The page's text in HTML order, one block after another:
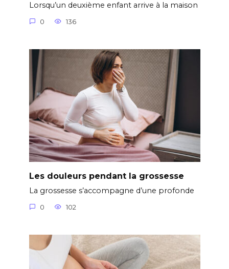
Lorsqu’un deuxième enfant arrive à la maison
0 136
Les douleurs pendant la grossesse
La grossesse s’accompagne d’une profonde
0 102